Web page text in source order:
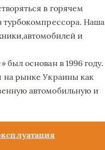
в горячем
турбокомпрессора. Наша
и
основан в 1996 году.
на рынке Украины как
автомобильную и